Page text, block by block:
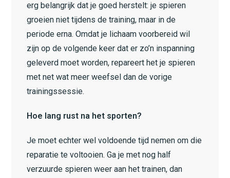
erg belangrijk dat je goed herstelt: je spieren
groeien niet tijdens de training, maar in de
periode erna. Omdat je lichaam voorbereid wil
zijn op de volgende keer dat er zo’n inspanning
geleverd moet worden, repareert het je spieren
met net wat meer weefsel dan de vorige
trainingssessie.
Hoe lang rust na het sporten?
Je moet echter wel voldoende tijd nemen om die
reparatie te voltooien. Ga je met nog half
verzuurde spieren weer aan het trainen, dan